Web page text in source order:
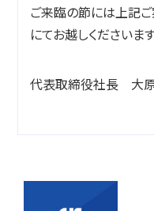
ご来臨の節には上記
にてお越しくださいま
代表取締役社長 大